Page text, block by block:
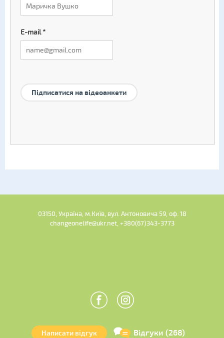
E-mail*
Підписатися на відеоанкети
03150, Україна, м.Київ, вул. Антоновича 59, оф. 18
changeonelife@ukr.net, +380(67)343-3773
Написати відгук Відгуки (268)